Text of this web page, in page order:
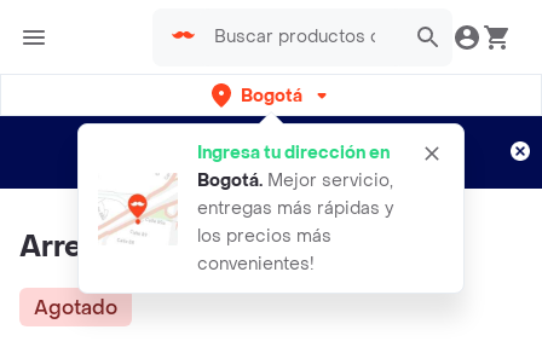
Bogotá
Ingresa tu dirección en
Bogotá. Mejor servicio,
entregas más rápidas y
los precios más
convenientes!
envíos gratis por semanas
Aplican TyC
Arreglo Frutal Pequeño
Agotado